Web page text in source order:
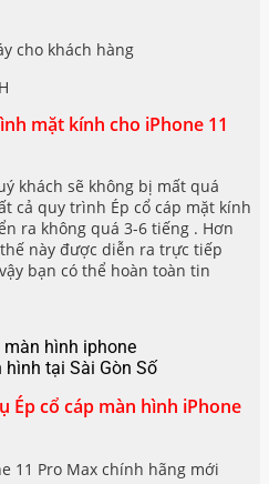
cho khách hàng
mặt kính cho iPhone 11
khách sẽ không bị mất quá
cả quy trình Ép cổ cáp mặt kính
ra không quá 3-6 tiếng . Hơn
này được diễn ra trực tiếp
bạn có thể hoàn toàn tin
hình tại Sài Gòn Số
Ép cổ cáp màn hình iPhone
11 Pro Max chính hãng mới